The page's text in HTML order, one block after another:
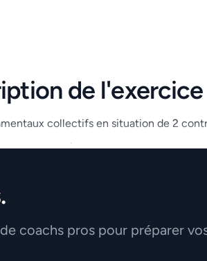
de l'exercice
collectifs en situation de 2
.
coachs pros pour préparer